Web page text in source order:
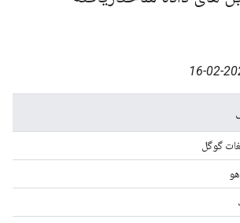
گوگل